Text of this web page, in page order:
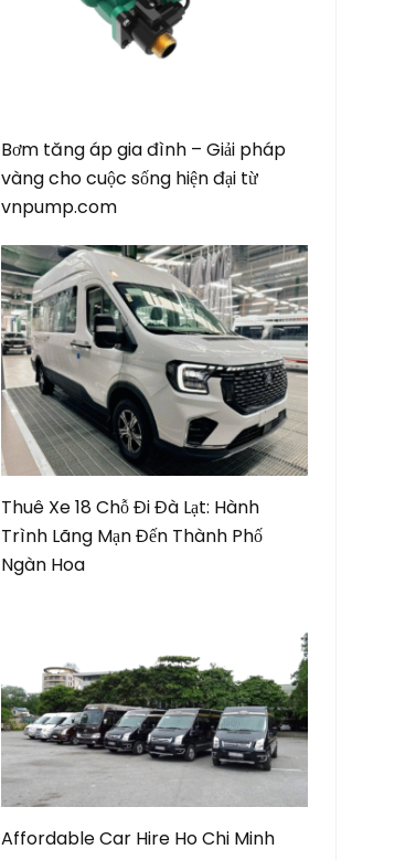
Bơm tăng áp gia đình – Giải pháp
vàng cho cuộc sống hiện đại từ
vnpump.com
Thuê Xe 18 Chỗ Đi Đà Lạt: Hành
Trình Lãng Mạn Đến Thành Phố
Ngàn Hoa
Affordable Car Hire Ho Chi Minh